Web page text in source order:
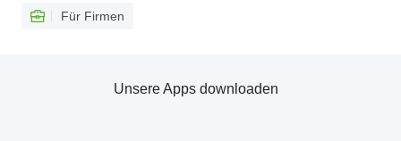
Für Firmen
Unsere Apps downloaden